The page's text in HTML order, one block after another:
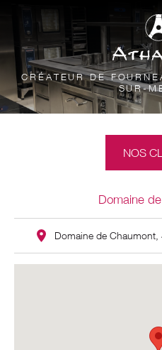
CRÉATEUR DE
SUR-
NOS
Domaine
Domaine de